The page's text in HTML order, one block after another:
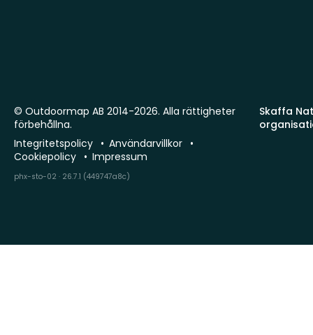
Skaffa
© Outdoormap AB 2014-2026. Alla rättigheter
förbehållna.
Integritetspolicy
Användarvillkor
Cookiepolicy
Impressum
phx-sto-02 · 26.7.1 (449747a8c)